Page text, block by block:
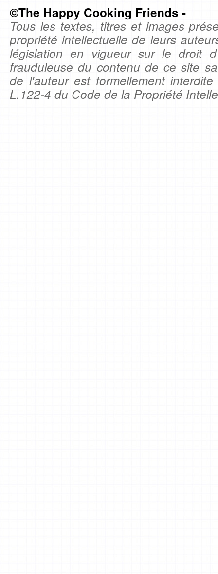
©The Happy Cooking Friends -
Tous les textes, titres et images
propriété intellectuelle de leurs
législation en vigueur sur le droit
frauduleuse du contenu de ce site
de l'auteur est formellement
L.122-4 du Code de la Propriété